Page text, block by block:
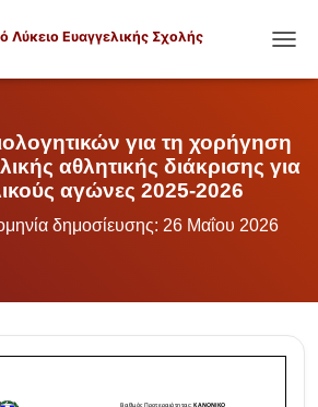
Λύκειο Ευαγγελικής Σχολής
για τη χορήγηση
αθλητικής διάκρισης για
αγώνες 2025-2026
δημοσίευσης: 26 Μαΐου 2026